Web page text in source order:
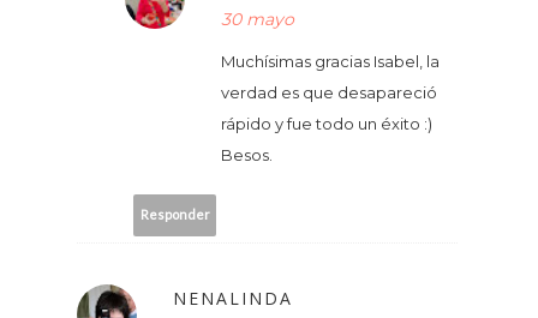
30 mayo
Muchísimas gracias Isabel, la
verdad es que desapareció
rápido y fue todo un éxito :)
Besos.
Responder
NENALINDA